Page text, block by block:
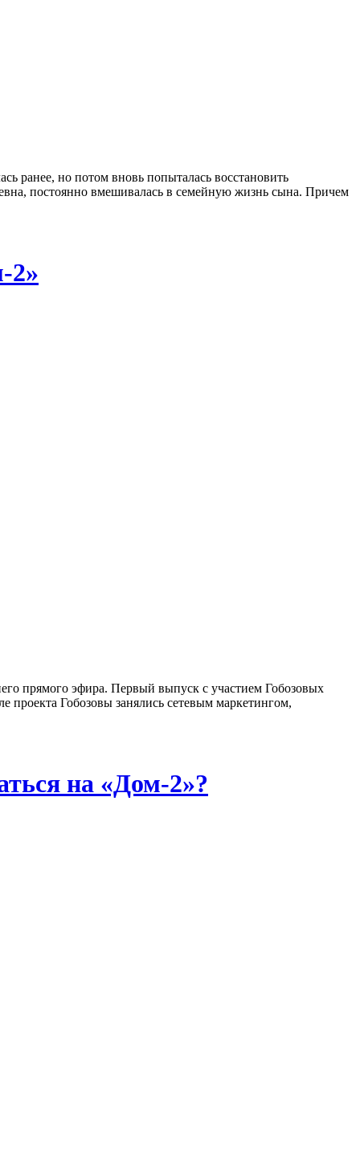
ранее, но потом вновь попыталась восстановить
постоянно вмешивалась в семейную жизнь сына. Причем
2»
прямого эфира. Первый выпуск с участием Гобозовых
проекта Гобозовы занялись сетевым маркетингом,
на «Дом-2»?